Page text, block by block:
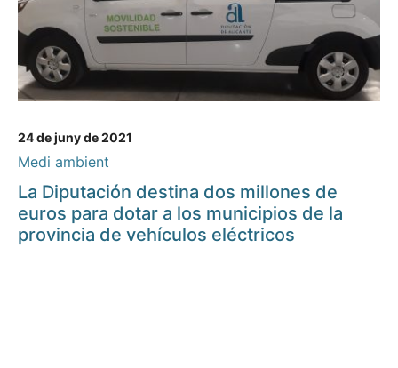
24 de juny de 2021
Medi ambient
La Diputación destina dos millones de
euros para dotar a los municipios de la
provincia de vehículos eléctricos